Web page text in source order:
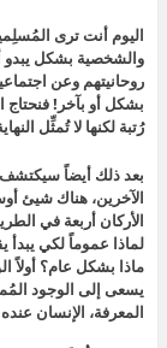
اليوم أنت ترى
والشخصية بشكل يبدو
روحانيتهم وعن
بشكل أو بآخر! فنحتاج
رُتبة لكنها لا تُمثِّل
بعد ذلك أيضاً
الآخرين، هناك شيئ
الأركان أربعة في
لماذا عموماً لكي
ماذا بشكل عام؟ أولاً
يسعى إلى الوجود
المعرفة، الإنسان